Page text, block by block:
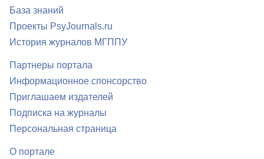
База знаний
Проекты PsyJournals.ru
История журналов МГППУ
Партнеры портала
Информационное спонсорство
Приглашаем издателей
Подписка на журналы
Персональная страница
О портале